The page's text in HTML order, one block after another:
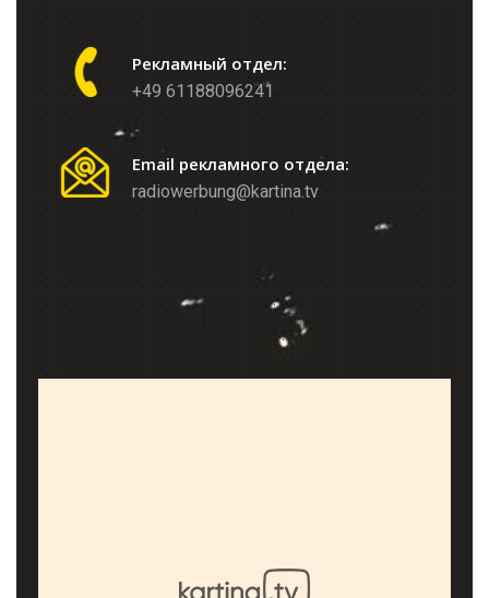
Рекламный отдел:
+49 61188096241
Email рекламного отдела:
radiowerbung@kartina.tv